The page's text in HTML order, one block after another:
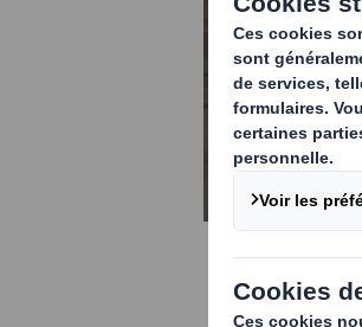
PALETTES